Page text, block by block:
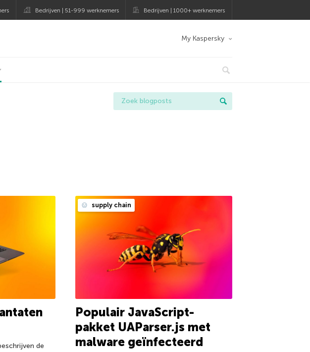
Bedrijven | 51-999 werknemers Bedrijven | 1000+ werknemers
My Kaspersky
de
supply chain
Populair JavaScript-
pakket UAParser.js met
malware geïnfecteerd